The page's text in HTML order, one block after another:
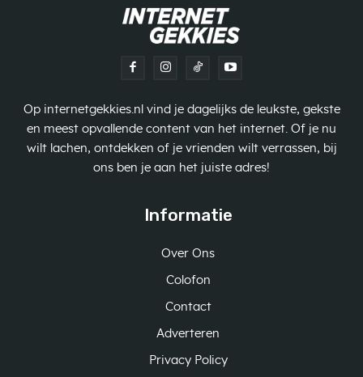
Op internetgekkies.nl vind je dagelijks de leukste, gekste
en meest opvallende content van het internet. Of je nu
wilt lachen, ontdekken of je vrienden wilt verrassen, bij
ons ben je aan het juiste adres!
Informatie
Over Ons
Colofon
Contact
Adverteren
Privacy Policy